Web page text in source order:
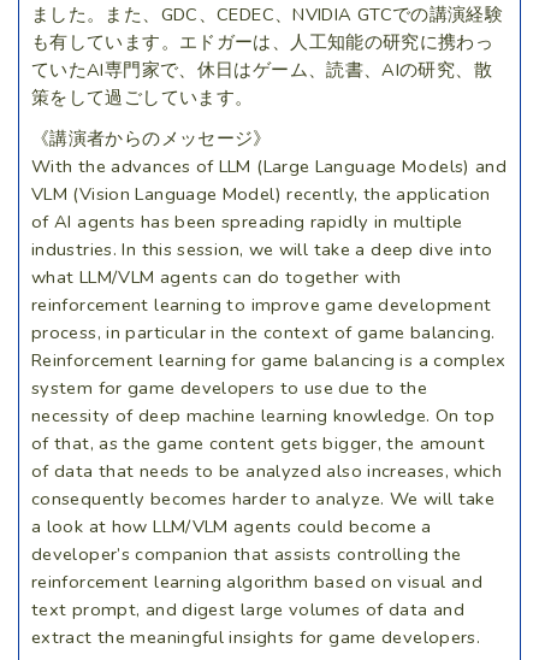
ました。また、GDC、CEDEC、NVIDIA GTCでの講演経験
も有しています。エドガーは、人工知能の研究に携わっ
ていたAI専門家で、休日はゲーム、読書、AIの研究、散
策をして過ごしています。
《講演者からのメッセージ》
With the advances of LLM (Large Language Models) and
VLM (Vision Language Model) recently, the application
of AI agents has been spreading rapidly in multiple
industries. In this session, we will take a deep dive into
what LLM/VLM agents can do together with
reinforcement learning to improve game development
process, in particular in the context of game balancing.
Reinforcement learning for game balancing is a complex
system for game developers to use due to the
necessity of deep machine learning knowledge. On top
of that, as the game content gets bigger, the amount
of data that needs to be analyzed also increases, which
consequently becomes harder to analyze. We will take
a look at how LLM/VLM agents could become a
developer’s companion that assists controlling the
reinforcement learning algorithm based on visual and
text prompt, and digest large volumes of data and
extract the meaningful insights for game developers.